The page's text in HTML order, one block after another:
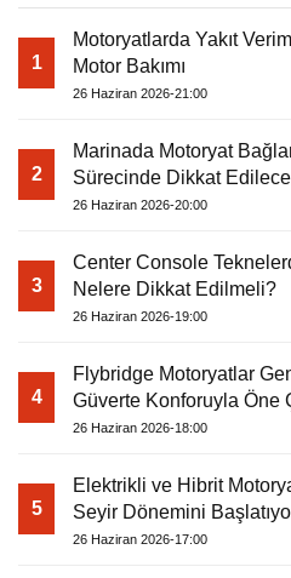
1
Motoryatlarda Yakıt
Motor Bakımı
26 Haziran 2026-21:00
2
Marinada Motoryat
Sürecinde Dikkat
26 Haziran 2026-20:00
3
Center Console
Nelere Dikkat Edilmeli?
26 Haziran 2026-19:00
4
Flybridge Motoryatlar
Güverte Konforuyla Öne
26 Haziran 2026-18:00
5
Elektrikli ve Hibrit
Seyir Dönemini
26 Haziran 2026-17:00